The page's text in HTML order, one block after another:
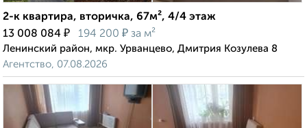
2-к квартира, вторичка, 67м², 4/4 этаж
13 008 084 ₽ 194 200 ₽ за м²
Ленинский район, мкр. Урванцево, Дмитрия Козулева 8
Агентство, 07.08.2026